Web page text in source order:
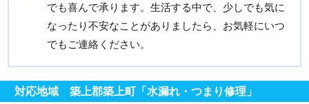
でも喜んで承ります。生活する中で、少しでも気に
なったり不安なことがありましたら、お気軽にいつ
でもご連絡ください。
対応地域 築上郡築上町「水漏れ・つまり修理」